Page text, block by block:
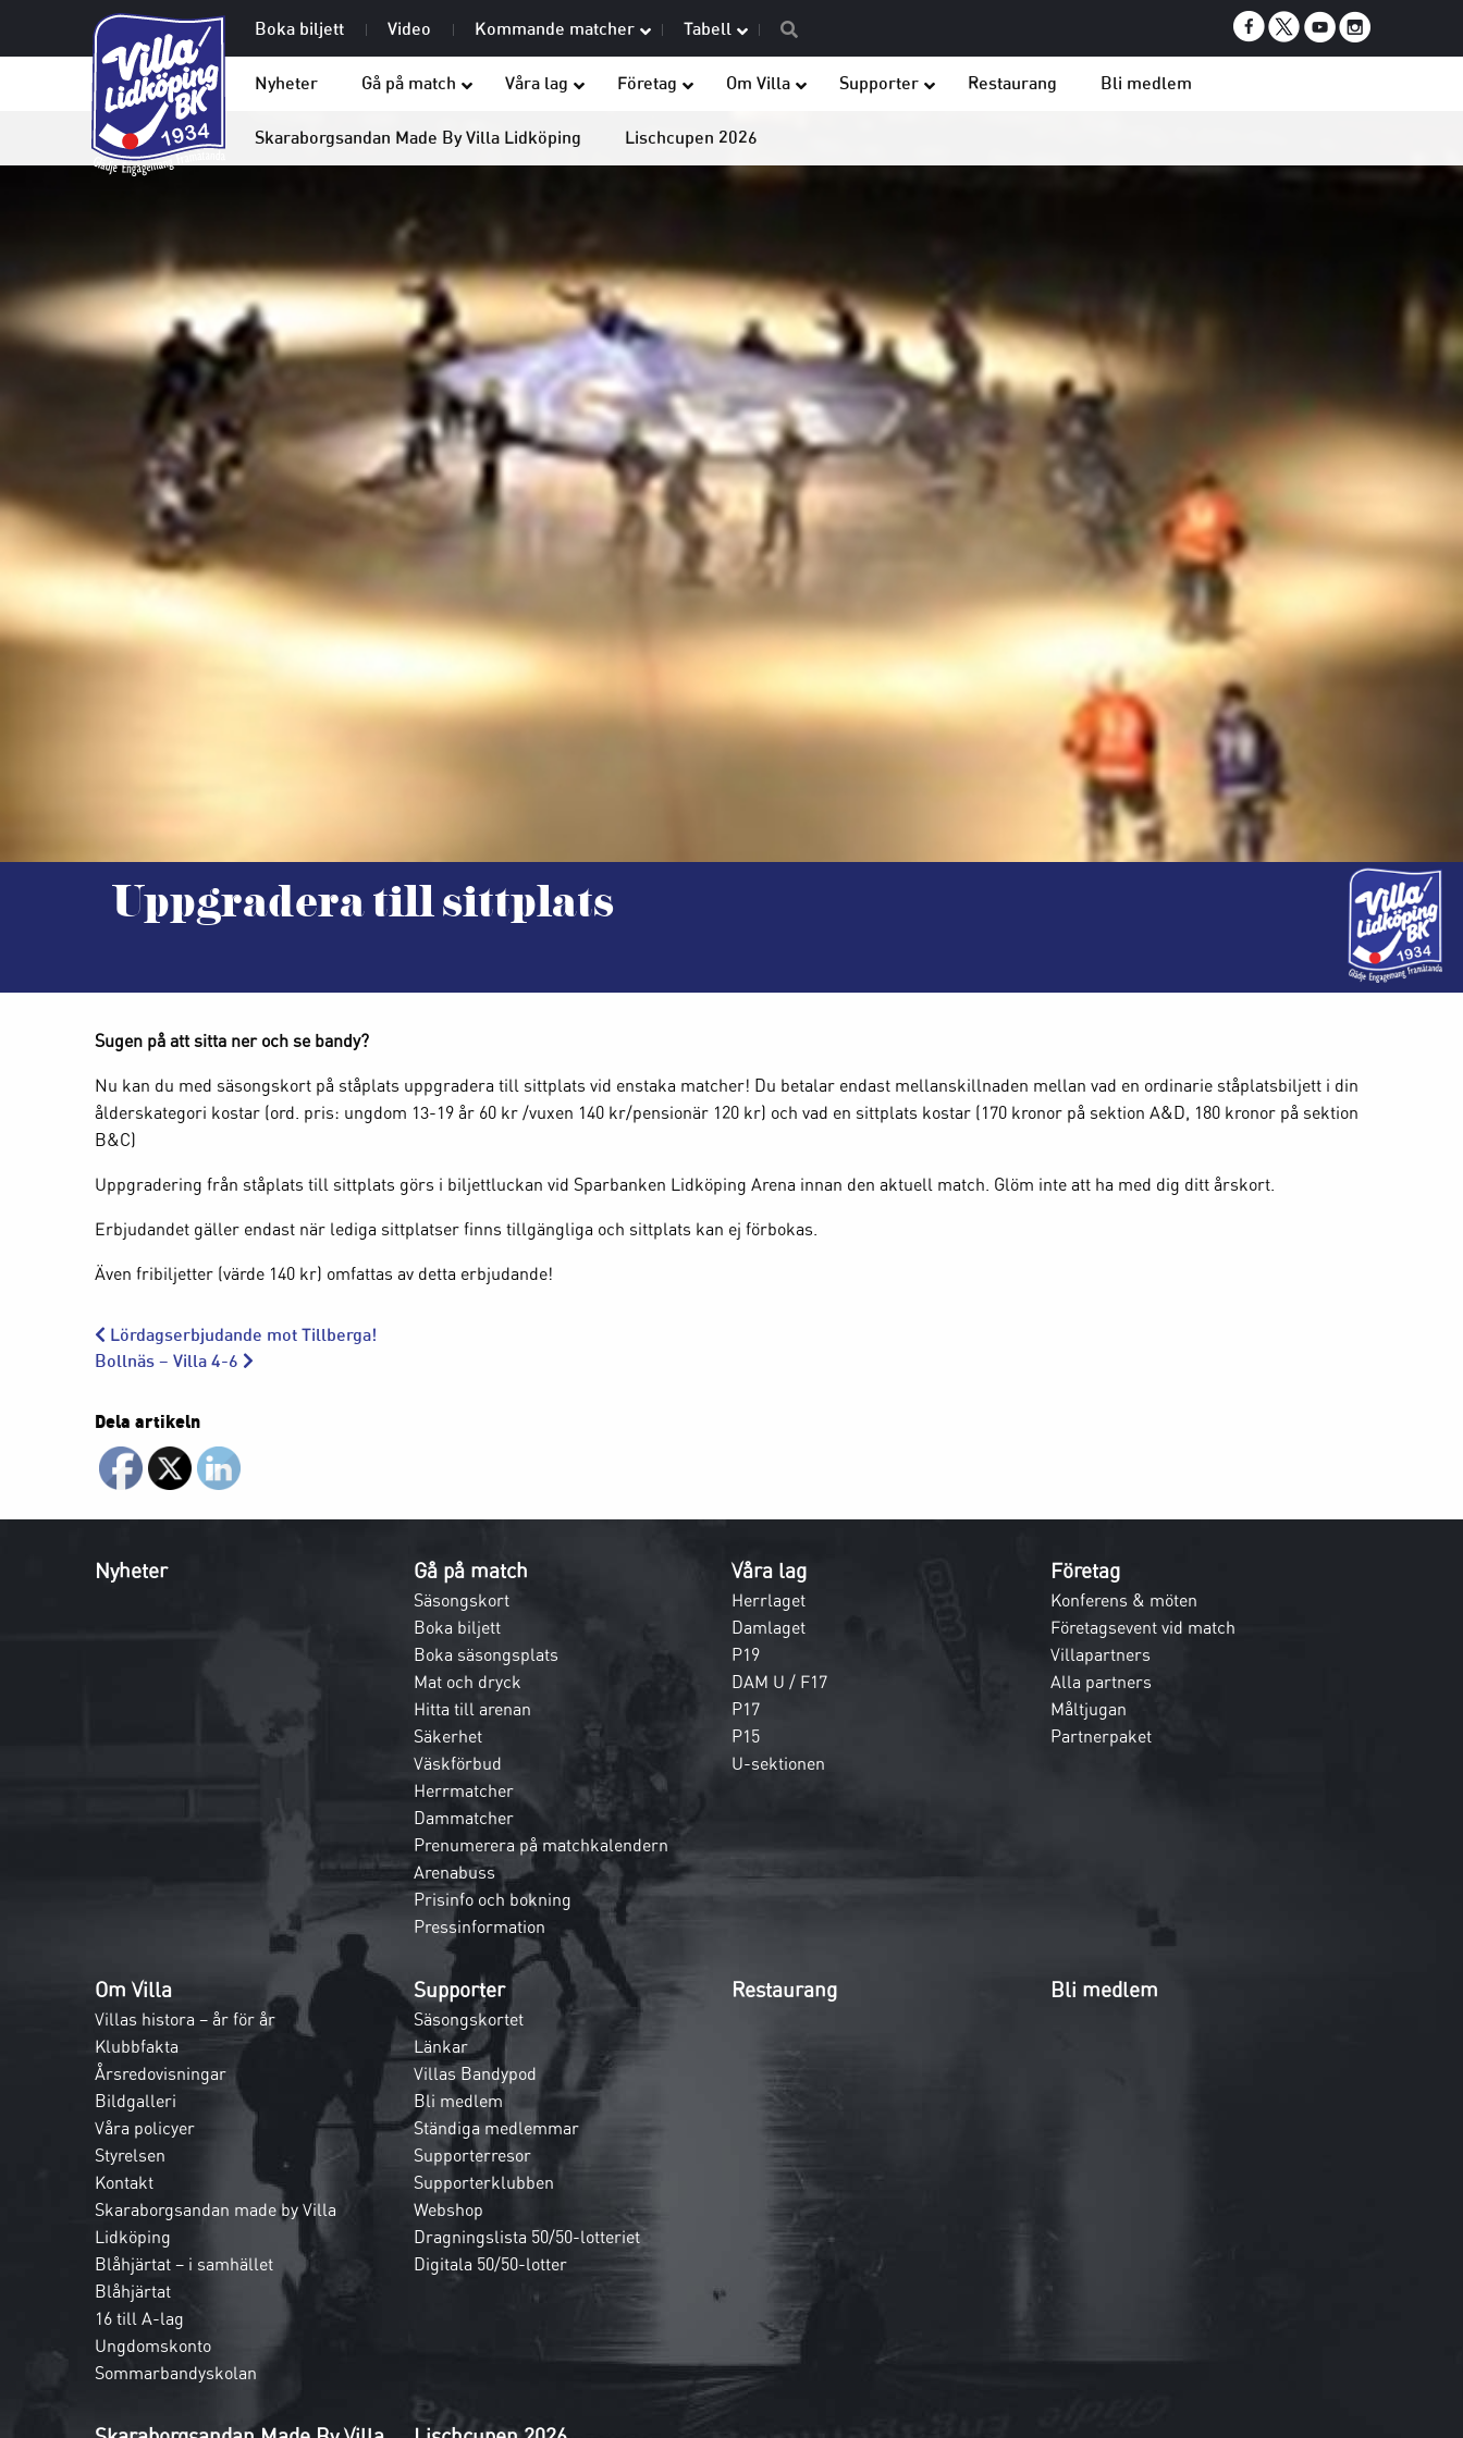
Boka biljett Video Kommande matcher Tabell
Nyheter Gå på match Våra lag Företag Om Villa Supporter Restaurang Bli medlem
Skaraborgsandan Made By Villa Lidköping Lischcupen 2026
Uppgradera till sittplats
Sugen på att sitta ner och se bandy?
Nu kan du med säsongskort på ståplats uppgradera till sittplats vid enstaka matcher! Du betalar endast mellanskillnaden mellan vad en ordinarie ståplatsbiljett i din
ålderskategori kostar (ord. pris: ungdom 13-19 år 60 kr /vuxen 140 kr/pensionär 120 kr) och vad en sittplats kostar (170 kronor på sektion A&D, 180 kronor på sektion
B&C)
Uppgradering från ståplats till sittplats görs i biljettluckan vid Sparbanken Lidköping Arena innan den aktuell match. Glöm inte att ha med dig ditt årskort.
Erbjudandet gäller endast när lediga sittplatser finns tillgängliga och sittplats kan ej förbokas.
Även fribiljetter (värde 140 kr) omfattas av detta erbjudande!
Lördagserbjudande mot Tillberga!
Bollnäs – Villa 4-6
Dela artikeln
Nyheter Gå på match
Säsongskort
Boka biljett
Boka säsongsplats
Mat och dryck
Hitta till arenan
Säkerhet
Väskförbud
Herrmatcher
Dammatcher
Prenumerera på matchkalendern
Arenabuss
Prisinfo och bokning
Pressinformation
Våra lag
Herrlaget
Damlaget
P19
DAM U / F17
P17
P15
U-sektionen
Företag
Konferens & möten
Företagsevent vid match
Villapartners
Alla partners
Måltjugan
Partnerpaket
Om Villa
Villas histora – år för år
Klubbfakta
Årsredovisningar
Bildgalleri
Våra policyer
Styrelsen
Kontakt
Skaraborgsandan made by Villa
Lidköping
Blåhjärtat – i samhället
Blåhjärtat
16 till A-lag
Ungdomskonto
Sommarbandyskolan
Supporter
Säsongskortet
Länkar
Villas Bandypod
Bli medlem
Ständiga medlemmar
Supporterresor
Supporterklubben
Webshop
Dragningslista 50/50-lotteriet
Digitala 50/50-lotter
Restaurang Bli medlem